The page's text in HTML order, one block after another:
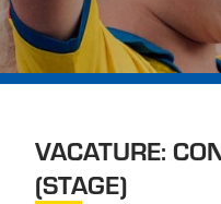
VACATURE:
(STAGE)